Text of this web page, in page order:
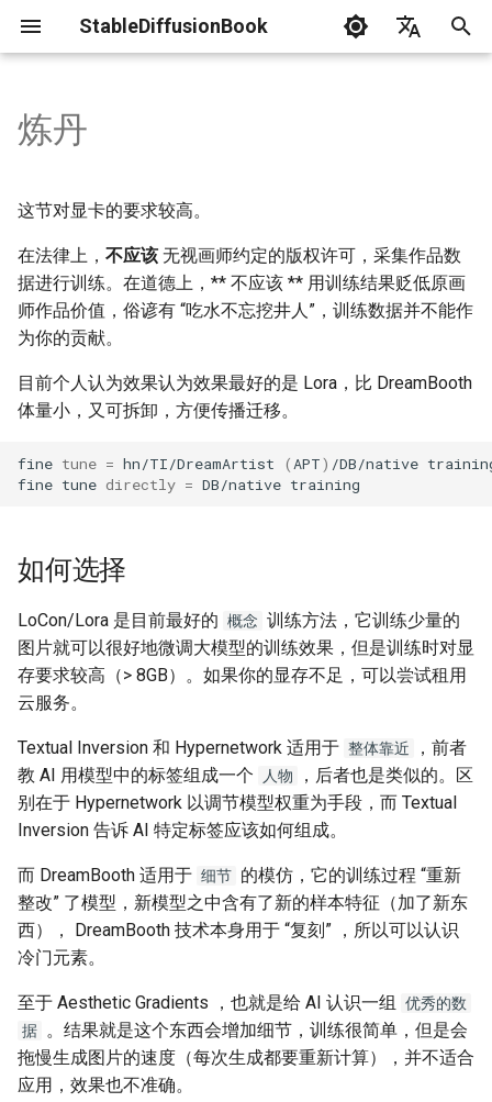
StableDiffusionBook
在
初
索
引
擎
新闻
术语
声明
贡献指南
WebUi安装
GPU相关
概论
工作流
ControlNet
实战指南
资料表
炼丹
这节对显卡的要求较高。
在法律上， 不应该 无视画师约定的版权许可，采集作品数
据进行训练。在道德上，** 不应该 ** 用训练结果贬低原画
师作品价值，俗谚有 “吃水不忘挖井人”，训练数据并不能作
为你的贡献。
目前个人认为效果认为效果最好的是 Lora，比 DreamBooth
体量小，又可拆卸，方便传播迁移。
fine tune = hn/TI/DreamArtist ( APT) /DB/native
fine tune directly = DB/native
如何选择
LoCon/Lora 是目前最好的 概念 训练方法，它训练少量的
图片就可以很好地微调大模型的训练效果，但是训练时对显
存要求较高（> 8GB）。如果你的显存不足，可以尝试租用
云服务。
Textual Inversion 和 Hypernetwork 适用于 整体靠近
，前者
教 AI 用模型中的标签组成一个
人物
，后者也是类似的。区
别在于 Hypernetwork 以调节模型权重为手段，而 Textual
Inversion 告诉 AI 特定标签应该如何组成。
而 DreamBooth 适用于 细节 的模仿，它的训练过程 “重新
整改” 了模型，新模型之中含有了新的样本特征（加了新东
西）， DreamBooth 技术本身用于 “复刻” ，所以可以认识
冷门元素。
至于 Aesthetic Gradients ，也就是给 AI 认识一组 优秀的数
据 。结果就是这个东西会增加细节，训练很简单，但是会
拖慢生成图片的速度（每次生成都要重新计算），并不适合
应用，效果也不准确。